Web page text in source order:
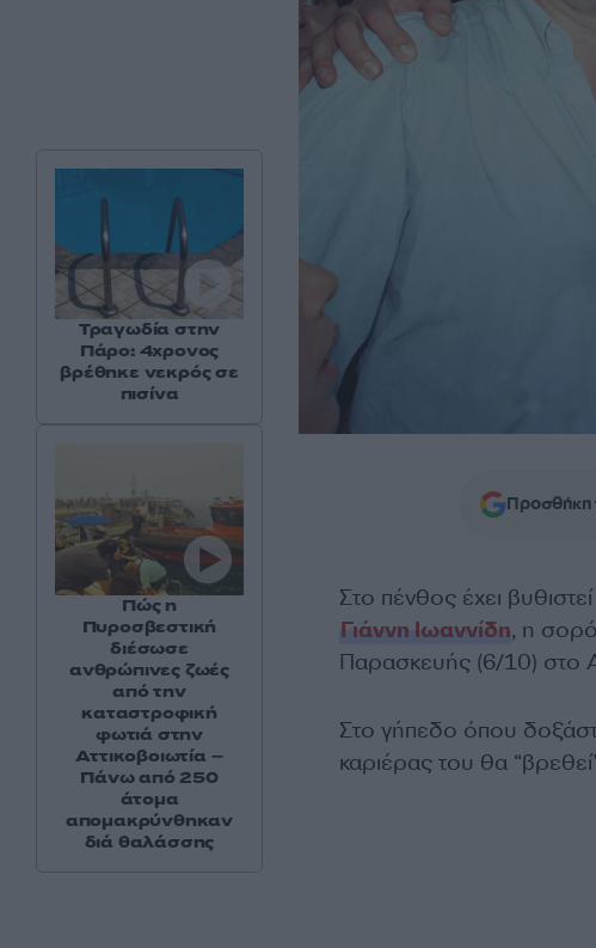
Προσθήκη
Στο πένθος έχει
Γιάννη Ιωαννίδη, η
Παρασκευής (6/10) στο
Στο γήπεδο όπου
καριέρας του θα
Τραγωδία στην
Πάρο: 4χρονος
βρέθηκε νεκρός σε
πισίνα
Πώς η
Πυροσβεστική
διέσωσε
ανθρώπινες ζωές
από την
καταστροφική
φωτιά στην
Αττικοβοιωτία –
Πάνω από 250
άτομα
απομακρύνθηκαν
διά θαλάσσης